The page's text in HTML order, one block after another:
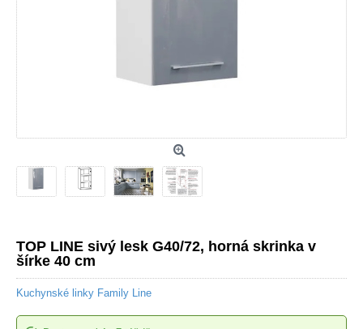
TOP LINE sivý lesk G40/72, horná skrinka v
šírke 40 cm
Kuchynské linky Family Line